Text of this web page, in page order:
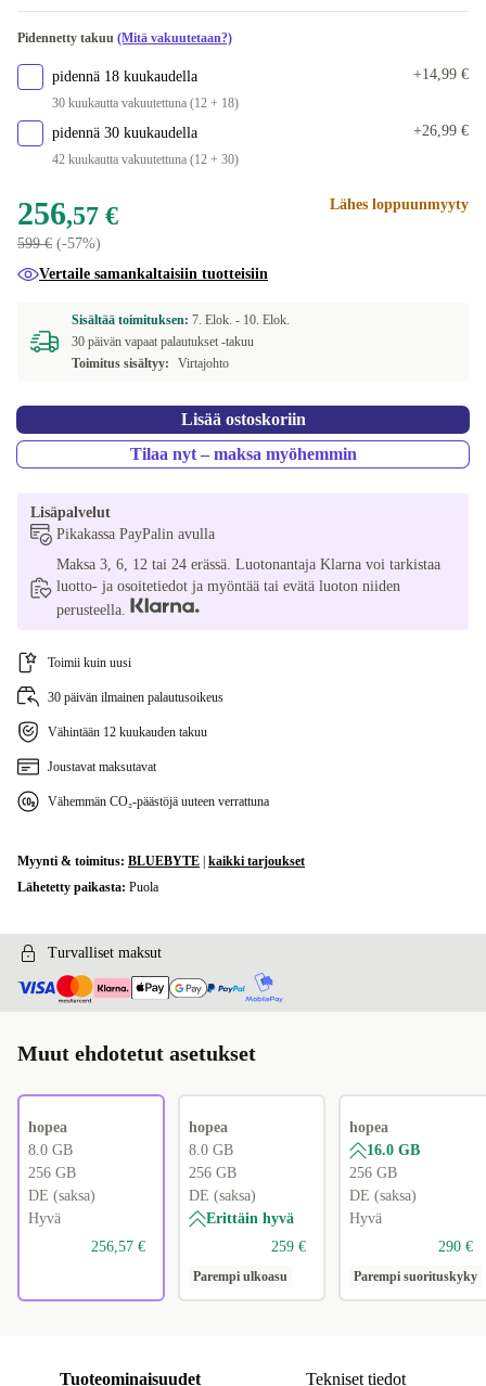
BE (belgialainen) +53,42 €
ND (pohjoismainen) +53,42 €
PL (Puola)
PT (portugali)
CZ (tšekki)
SI (sloveeni)
Saatavilla muissa konfiguraatioissa
FR (ranska) | 128 GB +48,42 €
DK (tanska) | Windows 11 Home
GR (kreikkalainen)
Saatavilla muissa konfiguraatioissa
Pidennetty takuu (Mitä vakuutetaan?)
pidennä 18 kuukaudella
30 kuukautta vakuutettuna (12 + 18)
+14,99 €
pidennä 30 kuukaudella
42 kuukautta vakuutettuna (12 + 30)
+26,99 €
256,57 €
599 € (-57%)
Lähes loppuunmyyty
Vertaile samankaltaisiin tuotteisiin
Sisältää toimituksen: 7. Elok. - 10. Elok.
30 päivän vapaat palautukset -takuu
Toimitus sisältyy:
Virtajohto
Lisää ostoskoriin
Tilaa nyt – maksa myöhemmin
Lisäpalvelut
Pikakassa PayPalin avulla
Maksa 3, 6, 12 tai 24 erässä. Luotonantaja Klarna voi tarkistaa
luotto- ja osoitetiedot ja myöntää tai evätä luoton niiden
perusteella.
Toimii kuin uusi
30 päivän ilmainen palautusoikeus
Vähintään 12 kuukauden takuu
Joustavat maksutavat
Vähemmän CO₂-päästöjä uuteen verrattuna
Myynti & toimitus: BLUEBYTE kaikki tarjoukset
Lähetetty paikasta: Puola
Turvalliset maksut
Muut ehdotetut asetukset
hopea
8.0 GB
256 GB
DE (saksa)
Hyvä
256,57 €
hopea
8.0 GB
256 GB
DE (saksa)
Erittäin hyvä
259 €
Parempi ulkoasu
hopea
16.0 GB
256 GB
DE (saksa)
Hyvä
290 €
Parempi suorituskyky
Tuoteominaisuudet Tekniset tiedot